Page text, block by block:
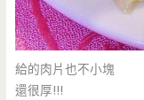
給的肉片也不小塊
還很厚!!!